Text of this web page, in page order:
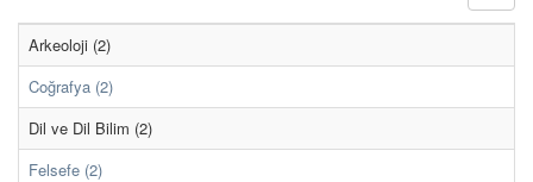
Arkeoloji (2)
Coğrafya (2)
Dil ve Dil Bilim (2)
Felsefe (2)